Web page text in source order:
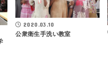
2020.03.10
公衆衛生手洗い教室